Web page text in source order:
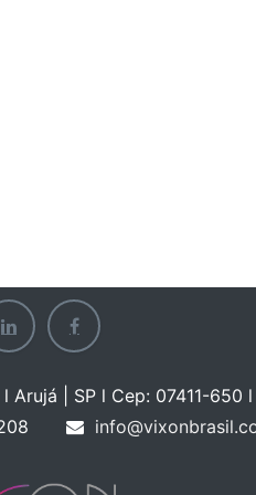
| SP l Cep: 07411-650 l